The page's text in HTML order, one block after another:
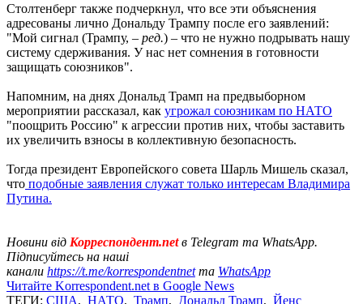
Столтенберг также подчеркнул, что все эти объяснения
адресованы лично Дональду Трампу после его заявлений:
"Мой сигнал (Трампу, – ред.) – что не нужно подрывать нашу
систему сдерживания. У нас нет сомнения в готовности
защищать союзников".
Напомним, на днях Дональд Трамп на предвыборном
мероприятии рассказал, как угрожал союзникам по НАТО
"поощрить Россию" к агрессии против них, чтобы заставить
их увеличить взносы в коллективную безопасность.
Тогда президент Европейского совета Шарль Мишель сказал,
что подобные заявления служат только интересам Владимира
Путина.
Новини від Корреспондент.netв Telegram та WhatsApp.
Підписуйтесь на наші
канали https://t.me/korrespondentnetта WhatsApp
Читайте Korrespondent.net в Google News
ТЕГИ: США, НАТО, Трамп, Дональд Трамп, Йенс